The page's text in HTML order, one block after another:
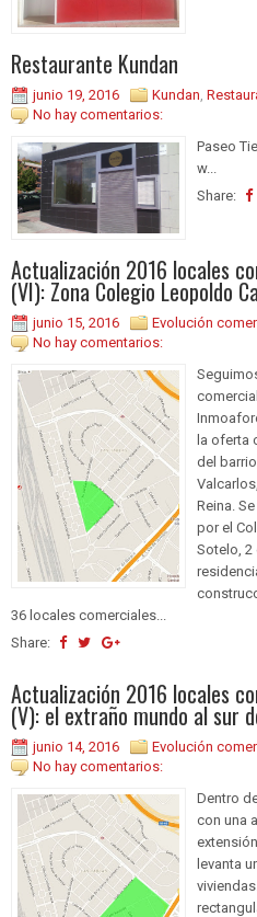
Restaurante Kundan
junio 19, 2016 Kundan
No hay comentarios:
Paseo
w...
Share:
Actualización 2016 locales
(VI): Zona Colegio Leopoldo
junio 15, 2016
Evolución
No hay comentarios:
la oferta
del
Reina.
por el
Sotelo, 2
36 locales comerciales...
Share:
Actualización 2016 locales
(V): el extraño mundo al sur
junio 14, 2016
Evolución
No hay comentarios:
Dentro
con una
levanta